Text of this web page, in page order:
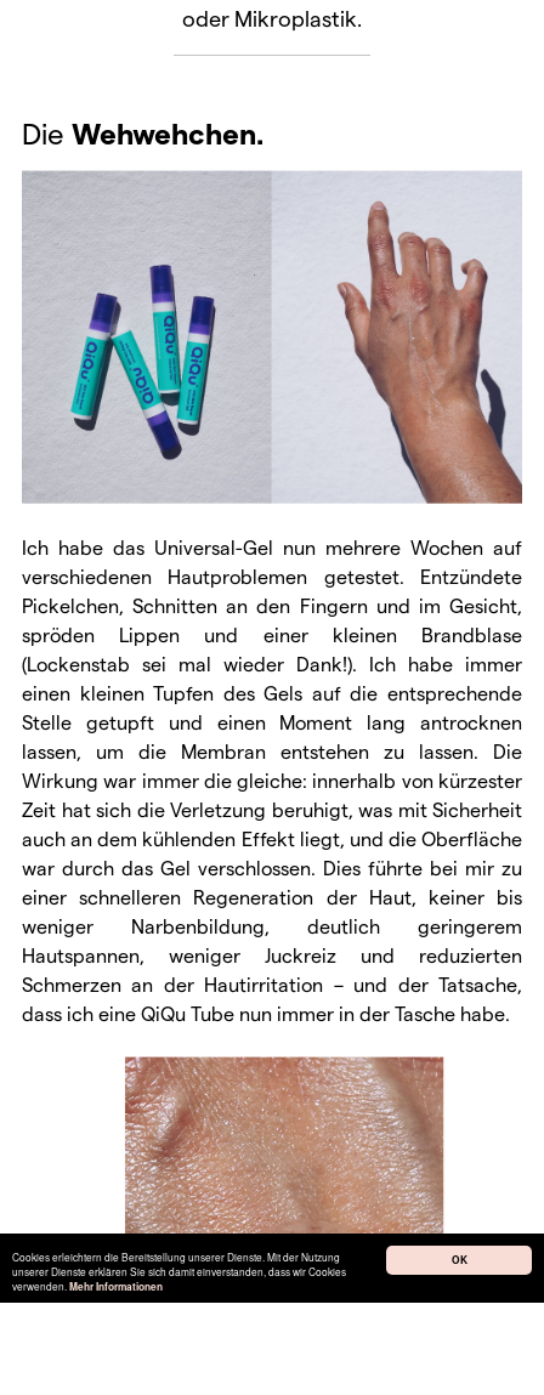
OK
Cookies erleichtern die Bereitstellung unserer Dienste. Mit der Nutzung
unserer Dienste erklären Sie sich damit einverstanden, dass wir Cookies
verwenden.Mehr Informationen
oder Mikroplastik.
Die Wehwehchen.
Ich habe das Universal-Gel nun mehrere Wochen auf
verschiedenen Hautproblemen getestet. Entzündete
Pickelchen, Schnitten an den Fingern und im Gesicht,
spröden Lippen und einer kleinen Brandblase
(Lockenstab sei mal wieder Dank!). Ich habe immer
einen kleinen Tupfen des Gels auf die entsprechende
Stelle getupft und einen Moment lang antrocknen
lassen, um die Membran entstehen zu lassen. Die
Wirkung war immer die gleiche: innerhalb von kürzester
Zeit hat sich die Verletzung beruhigt, was mit Sicherheit
auch an dem kühlenden Effekt liegt, und die Oberfläche
war durch das Gel verschlossen. Dies führte bei mir zu
einer schnelleren Regeneration der Haut, keiner bis
weniger Narbenbildung, deutlich geringerem
Hautspannen, weniger Juckreiz und reduzierten
Schmerzen an der Hautirritation – und der Tatsache,
dass ich eine QiQu Tube nun immer in der Tasche habe.